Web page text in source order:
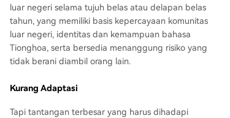
luar negeri selama tujuh belas atau delapan belas
tahun, yang memiliki basis kepercayaan komunitas
luar negeri, identitas dan kemampuan bahasa
Tionghoa, serta bersedia menanggung risiko yang
tidak berani diambil orang lain.
Kurang Adaptasi
Tapi tantangan terbesar yang harus dihadapi